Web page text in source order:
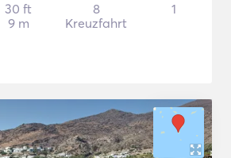
30 ft
9 m
8
Kreuzfahrt
1